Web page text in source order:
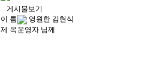
게시물보기
이 름
영원한 김현식
제 목 운영자 님께